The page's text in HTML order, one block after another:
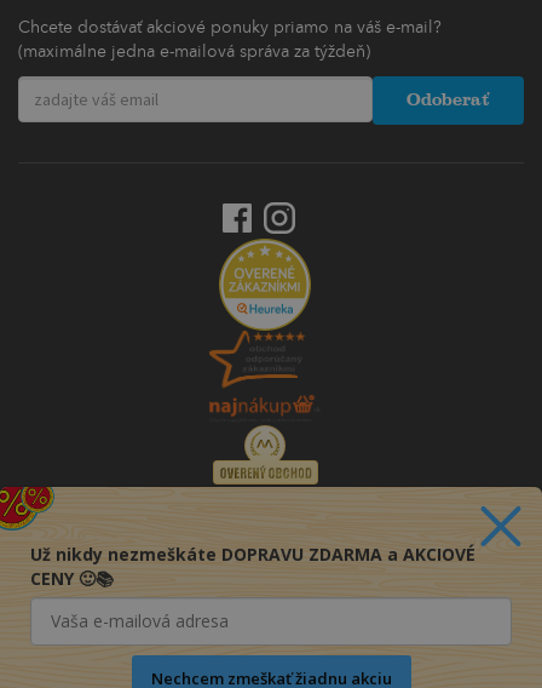
Chcete dostávať akciové ponuky priamo na váš e-mail?
(maximálne jedna e-mailová správa za týždeň)
Odoberať
Už nikdy nezmeškáte DOPRAVU ZDARMA a AKCIOVÉ
CENY 🙂📚
Nechcem zmeškať žiadnu akciu